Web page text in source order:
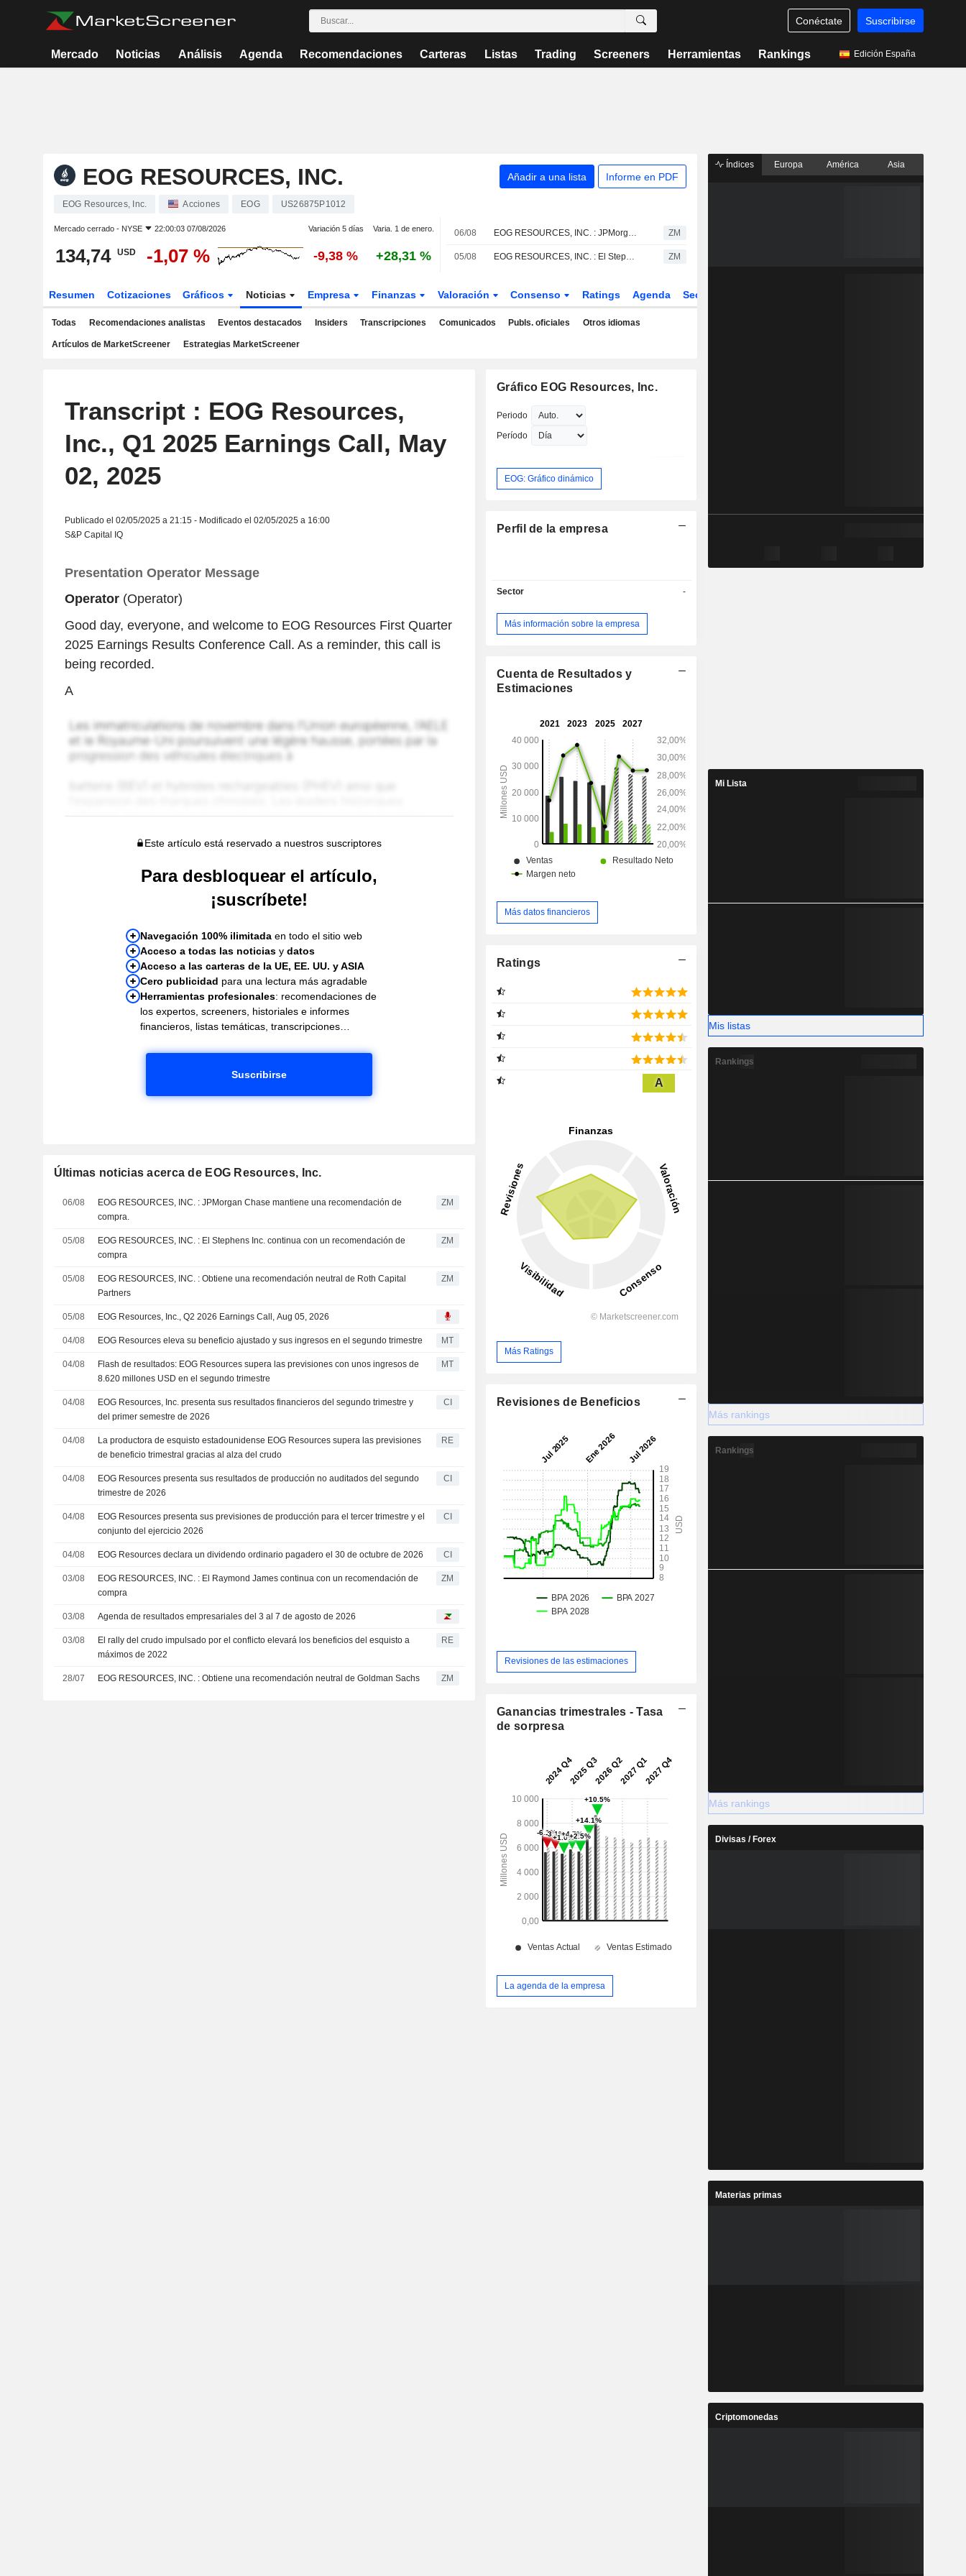
Conéctate Suscribirse
Mercado Noticias Análisis Agenda Recomendaciones Carteras Listas Trading Screeners Herramientas Rankings Edición España
EOG RESOURCES, INC. Añadir a una lista Informe en PDF
EOG Resources, Inc. Acciones EOG US26875P1012
Mercado cerrado - NYSE 22:00:03 07/08/2026 Variación 5 días Varia. 1 de enero.
134,74 USD -1,07 % -9,38 % +28,31 %
06/08 EOG RESOURCES, INC. : JPMorgan Chase mantiene una recomendación de compra. ZM
05/08 EOG RESOURCES, INC. : El Stephens Inc. continua con un recomendación de compra ZM
Resumen Cotizaciones Gráficos Noticias Empresa Finanzas Valoración Consenso Ratings Agenda Sector
Todas Recomendaciones analistas Eventos destacados Insiders Transcripciones Comunicados Publs. oficiales Otros idiomas
Artículos de MarketScreener Estrategias MarketScreener
Transcript : EOG Resources,
Inc., Q1 2025 Earnings Call, May
02, 2025
Publicado el 02/05/2025 a 21:15 - Modificado el 02/05/2025 a 16:00
S&P Capital IQ
Presentation Operator Message
Operator(Operator)
Good day, everyone, and welcome to EOG Resources First Quarter
2025 Earnings Results Conference Call. As a reminder, this call is
being recorded.
A
Este artículo está reservado a nuestros suscriptores
Para desbloquear el artículo,
¡suscríbete!
Navegación 100% ilimitada en todo el sitio web
Acceso a todas las noticias ydatos
Acceso a las carteras de la UE, EE. UU. y ASIA
Cero publicidad para una lectura más agradable
Herramientas profesionales: recomendaciones de
los expertos, screeners, historiales e informes
financieros, listas temáticas, transcripciones…
Suscribirse
Últimas noticias acerca de EOG Resources, Inc.
06/08
EOG RESOURCES, INC. : JPMorgan Chase mantiene una recomendación de
compra.
ZM
05/08
EOG RESOURCES, INC. : El Stephens Inc. continua con un recomendación de
compra
ZM
05/08
EOG RESOURCES, INC. : Obtiene una recomendación neutral de Roth Capital
Partners
ZM
05/08 EOG Resources, Inc., Q2 2026 Earnings Call, Aug 05, 2026
04/08 EOG Resources eleva su beneficio ajustado y sus ingresos en el segundo trimestre MT
04/08
Flash de resultados: EOG Resources supera las previsiones con unos ingresos de
8.620 millones USD en el segundo trimestre
MT
04/08
EOG Resources, Inc. presenta sus resultados financieros del segundo trimestre y
del primer semestre de 2026
CI
04/08
La productora de esquisto estadounidense EOG Resources supera las previsiones
de beneficio trimestral gracias al alza del crudo
RE
04/08
EOG Resources presenta sus resultados de producción no auditados del segundo
trimestre de 2026
CI
04/08
EOG Resources presenta sus previsiones de producción para el tercer trimestre y el
conjunto del ejercicio 2026
CI
04/08 EOG Resources declara un dividendo ordinario pagadero el 30 de octubre de 2026 CI
03/08
EOG RESOURCES, INC. : El Raymond James continua con un recomendación de
compra
ZM
03/08 Agenda de resultados empresariales del 3 al 7 de agosto de 2026
03/08
El rally del crudo impulsado por el conflicto elevará los beneficios del esquisto a
máximos de 2022
RE
28/07 EOG RESOURCES, INC. : Obtiene una recomendación neutral de Goldman Sachs ZM
Gráfico EOG Resources, Inc.
Periodo
Período
EOG: Gráfico dinámico
Perfil de la empresa
Sector -
Más información sobre la empresa
Cuenta de Resultados y
Estimaciones
Más datos financieros
Ratings
A
Más Ratings
Revisiones de Beneficios
Revisiones de las estimaciones
Ganancias trimestrales - Tasa
de sorpresa
La agenda de la empresa
Índices Europa América Asia
Mi Lista
Mis listas
Rankings
Más rankings
Rankings
Más rankings
Divisas / Forex
Materias primas
Criptomonedas